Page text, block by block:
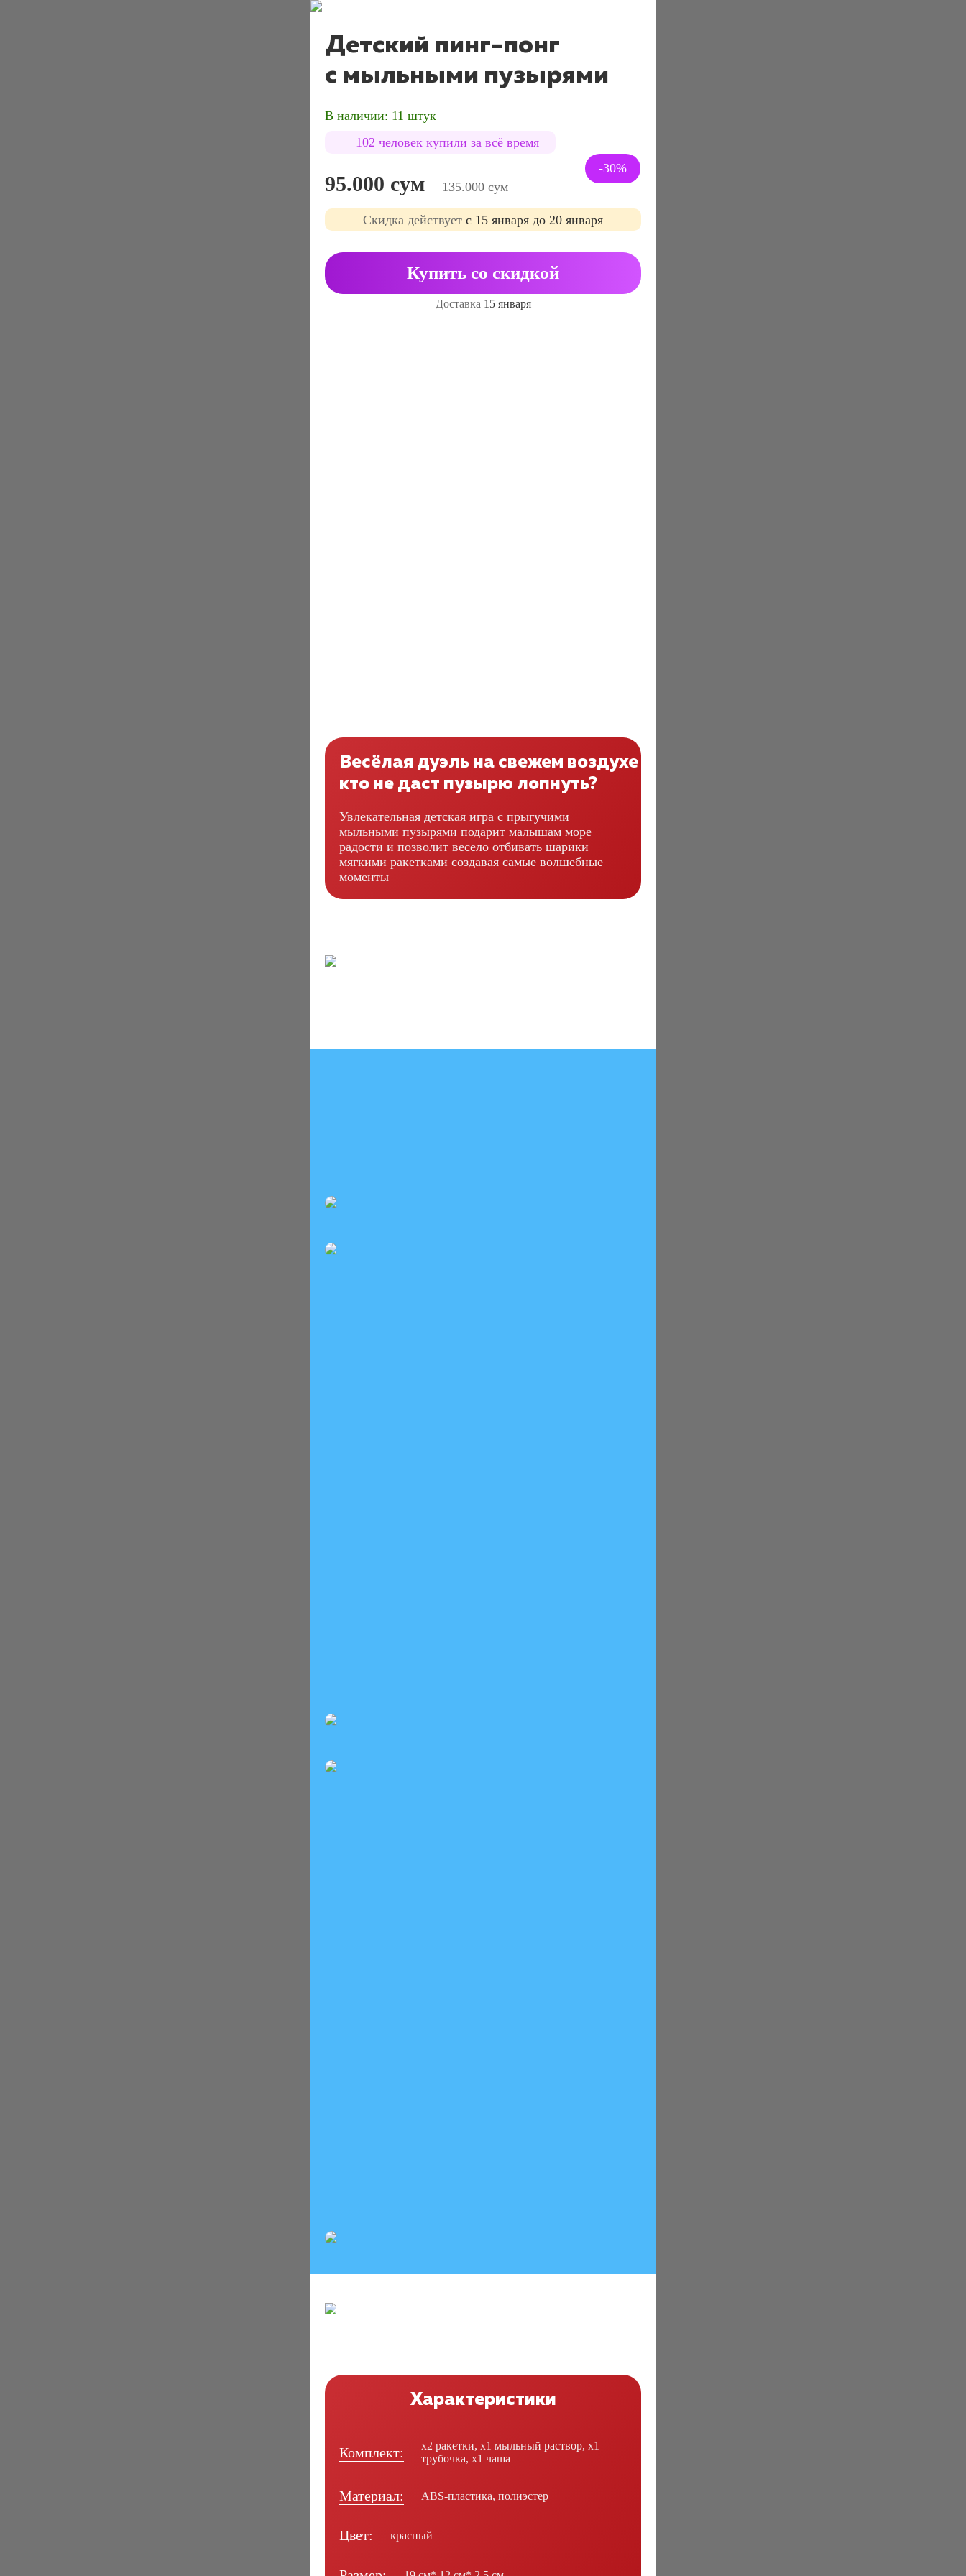
Детский пинг-понг
с мыльными пузырями
В наличии: 11 штук
102 человек купили за всё время
95.000 сум 135.000 сум
-30%
Cкидка действует с 15 января до 20 января
Купить со скидкой
Доставка 15 января
Весёлая дуэль на свежем воздухе
кто не даст пузырю лопнуть?
Увлекательная детская игра с прыгучими
мыльными пузырями подарит малышам море
радости и позволит весело отбивать шарики
мягкими ракетками создавая самые волшебные
моменты
Характеристики
Комплект:
х2 ракетки, х1 мыльный раствор, х1
трубочка, х1 чаша
Материал: ABS-пластика, полиэстер
Цвет: красный